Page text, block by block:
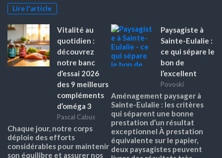
Lire l'article
Vitalité au
quotidien :
découvrez
notre banc
d’essai 2026
des 9 meilleurs
compléments
d’oméga 3
Pascal Cabus
Chaque jour, notre corps
déploie des efforts
considérables pour maintenir
son équilibre et assurer nos
Paysagiste à
Sainte-Eulalie :
ce qui sépare le
bon de
l’excellent
Povoski
Aménagement paysager à
Sainte-Eulalie : les critères
qui séparent une bonne
prestation d’un résultat
exceptionnel À prestation
équivalente sur le papier,
deux paysagistes peuvent